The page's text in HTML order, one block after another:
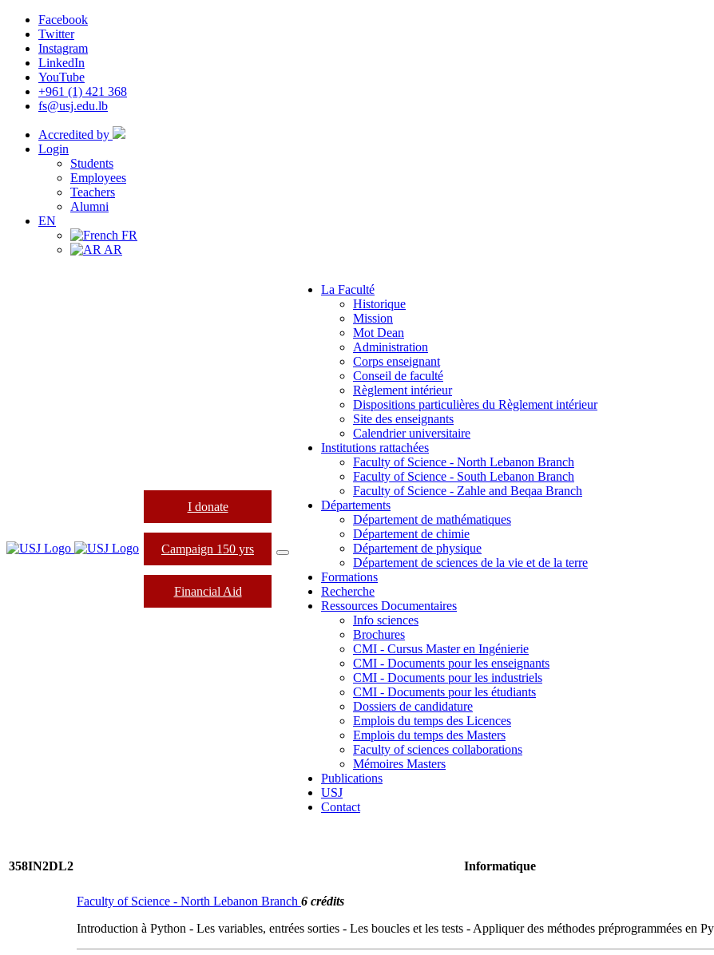
Facebook
Twitter
Instagram
LinkedIn
YouTube
+961 (1) 421 368
fs@usj.edu.lb
Accredited by
Login
Students
Employees
Teachers
Alumni
EN
FR
AR
I donate
Campaign 150 yrs
Financial Aid
La Faculté
Historique
Mission
Mot Dean
Administration
Corps enseignant
Conseil de faculté
Règlement intérieur
Dispositions particulières du Règlement intérieur
Site des enseignants
Calendrier universitaire
Institutions rattachées
Faculty of Science - North Lebanon Branch
Faculty of Science - South Lebanon Branch
Faculty of Science - Zahle and Beqaa Branch
Départements
Département de mathématiques
Département de chimie
Département de physique
Département de sciences de la vie et de la terre
Formations
Recherche
Ressources Documentaires
Info sciences
Brochures
CMI - Cursus Master en Ingénierie
CMI - Documents pour les enseignants
CMI - Documents pour les industriels
CMI - Documents pour les étudiants
Dossiers de candidature
Emplois du temps des Licences
Emplois du temps des Masters
Faculty of sciences collaborations
Mémoires Masters
Publications
USJ
Contact
358IN2DL2 Informatique
Faculty of Science - North Lebanon Branch 6 crédits
Introduction à Python - Les variables, entrées sorties - Les boucles et les tests - Appliquer des méthodes préprogrammées en